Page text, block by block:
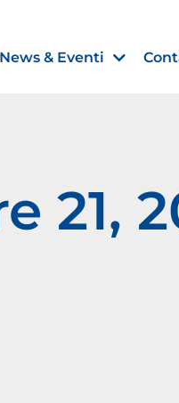
News & Eventi
alle Imprese
21,